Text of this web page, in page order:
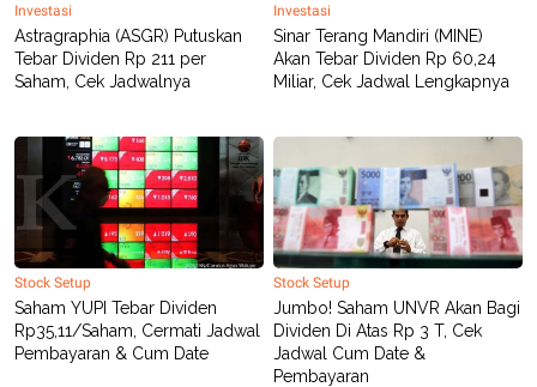
Investasi
Astragraphia (ASGR) Putuskan
Tebar Dividen Rp 211 per
Saham, Cek Jadwalnya
Investasi
Sinar Terang Mandiri (MINE)
Akan Tebar Dividen Rp 60,24
Miliar, Cek Jadwal Lengkapnya
Stock Setup
Saham YUPI Tebar Dividen
Rp35,11/Saham, Cermati Jadwal
Pembayaran & Cum Date
Stock Setup
Jumbo! Saham UNVR Akan Bagi
Dividen Di Atas Rp 3 T, Cek
Jadwal Cum Date &
Pembayaran